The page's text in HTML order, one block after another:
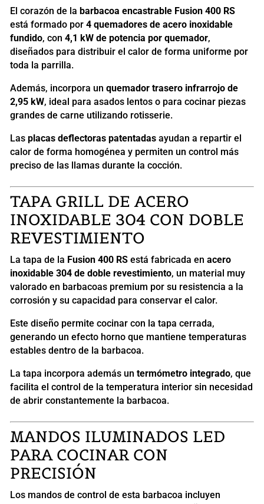
El corazón de la barbacoa encastrable Fusion 400 RS
está formado por 4 quemadores de acero inoxidable
fundido, con 4,1 kW de potencia por quemador,
diseñados para distribuir el calor de forma uniforme por
toda la parrilla.
Además, incorpora un quemador trasero infrarrojo de
2,95 kW, ideal para asados lentos o para cocinar piezas
grandes de carne utilizando rotisserie.
Las placas deflectoras patentadasayudan a repartir el
calor de forma homogénea y permiten un control más
preciso de las llamas durante la cocción.
TAPA GRILL DE ACERO
INOXIDABLE 304 CON DOBLE
REVESTIMIENTO
La tapa de la Fusion 400 RSestá fabricada en acero
inoxidable 304 de doble revestimiento, un material muy
valorado en barbacoas premium por su resistencia a la
corrosión y su capacidad para conservar el calor.
Este diseño permite cocinar con la tapa cerrada,
generando un efecto horno que mantiene temperaturas
estables dentro de la barbacoa.
La tapa incorpora además un termómetro integrado, que
facilita el control de la temperatura interior sin necesidad
de abrir constantemente la barbacoa.
MANDOS ILUMINADOS LED
PARA COCINAR CON
PRECISIÓN
Los mandos de control de esta barbacoa incluyen